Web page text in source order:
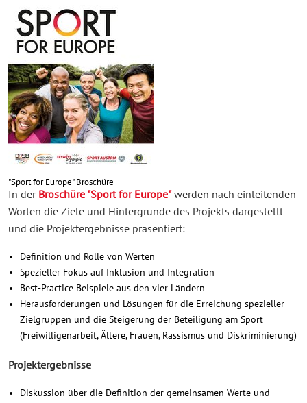
"Sport for Europe" Broschüre
In der Broschüre "Sport for Europe"werden nach einleitenden
Worten die Ziele und Hintergründe des Projekts dargestellt
und die Projektergebnisse präsentiert:
Definition und Rolle von Werten
Spezieller Fokus auf Inklusion und Integration
Best-Practice Beispiele aus den vier Ländern
Herausforderungen und Lösungen für die Erreichung spezieller
Zielgruppen und die Steigerung der Beteiligung am Sport
(Freiwilligenarbeit, Ältere, Frauen, Rassismus und Diskriminierung)
Projektergebnisse
Diskussion über die Definition der gemeinsamen Werte und